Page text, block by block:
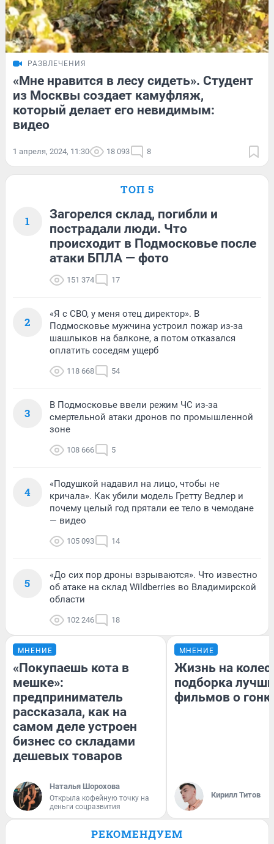
РАЗВЛЕЧЕНИЯ
«Мне нравится в лесу сидеть». Студент
из Москвы создает камуфляж,
который делает его невидимым:
видео
1 апреля, 2024, 11:30 18 093 8
ТОП 5
1
Загорелся склад, погибли и
пострадали люди. Что
происходит в Подмосковье после
атаки БПЛА — фото
151 374 17
2
«Я с СВО, у меня отец директор». В
Подмосковье мужчина устроил пожар из-за
шашлыков на балконе, а потом отказался
оплатить соседям ущерб
118 668 54
3
В Подмосковье ввели режим ЧС из-за
смертельной атаки дронов по промышленной
зоне
108 666 5
4
«Подушкой надавил на лицо, чтобы не
кричала». Как убили модель Гретту Ведлер и
почему целый год прятали ее тело в чемодане
— видео
105 093 14
5
«До сих пор дроны взрываются». Что известно
об атаке на склад Wildberries во Владимирской
области
102 246 18
МНЕНИЕ
«Покупаешь кота в
мешке»:
предприниматель
рассказала, как на
самом деле устроен
бизнес со складами
дешевых товаров
Наталья Шорохова
Открыла кофейную точку на
деньги соцразвития
МНЕНИЕ
Жизнь на
подборка
фильмов о
Кирилл Титов
РЕКОМЕНДУЕМ